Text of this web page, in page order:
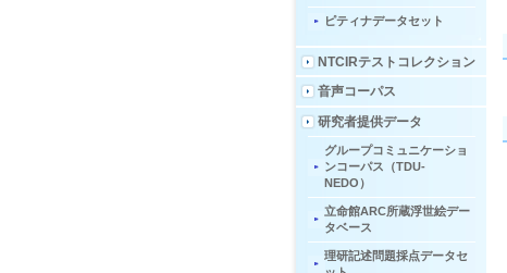
ピティナデータセット
NTCIRテストコレクション
音声コーパス
研究者提供データ
グループコミュニケーショ
ンコーパス（TDU-
NEDO）
立命館ARC所蔵浮世絵デー
タベース
理研記述問題採点データセ